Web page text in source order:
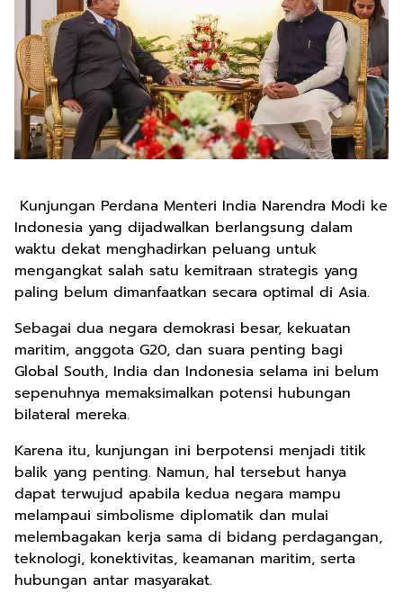
Kunjungan Perdana Menteri India Narendra Modi ke
Indonesia yang dijadwalkan berlangsung dalam
waktu dekat menghadirkan peluang untuk
mengangkat salah satu kemitraan strategis yang
paling belum dimanfaatkan secara optimal di Asia.
Sebagai dua negara demokrasi besar, kekuatan
maritim, anggota G20, dan suara penting bagi
Global South, India dan Indonesia selama ini belum
sepenuhnya memaksimalkan potensi hubungan
bilateral mereka.
Karena itu, kunjungan ini berpotensi menjadi titik
balik yang penting. Namun, hal tersebut hanya
dapat terwujud apabila kedua negara mampu
melampaui simbolisme diplomatik dan mulai
melembagakan kerja sama di bidang perdagangan,
teknologi, konektivitas, keamanan maritim, serta
hubungan antar masyarakat.